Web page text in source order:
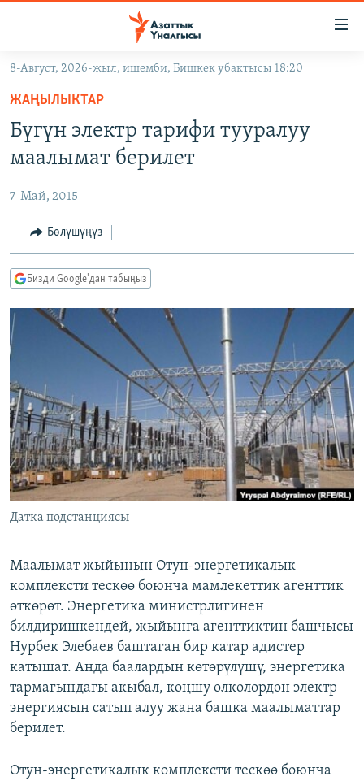
Навигацияга
өтүңүз
Издөөгө
салыңызКЫРГЫЗСТАН
ЭКОНОМИКА
МАДАНИЯТ
ДҮЙНӨ
БОРБОР АЗИЯ
АТАЙЫН ИЛИКТӨӨ
ТВ ПРОГРАММАЛАР
ЭКСПЕРТТЕР ТАЛДАЙТ
БИЗ ЖАНА ДҮЙНӨ
АЗАТТЫК+
ЫҢГАЙСЫЗ СУРООЛОР
ӨЗГӨЧӨ ПИКИР
Русский
ОНЛАЙН ШЕРИНЕ
ЭЕ/АРнун бардык сайттары
8-Август, 2026-жыл, ишемби, Бишкек убактысы 18:20
ЖАҢЫЛЫКТАР
Бүгүн электр тарифи тууралуу
маалымат берилет
7-Май, 2015
Бөлүшүңүз
Бизди Google'дан табыңыз
Датка подстанциясы
Маалымат жыйынын Отун-энергетикалык
комплексти тескөө боюнча мамлекеттик агенттик
өткөрөт. Энергетика министрлигинен
билдиришкендей, жыйынга агенттиктин башчысы
Нурбек Элебаев баштаган бир катар адистер
катышат. Анда баалардын көтөрүлүшү, энергетика
тармагындагы акыбал, коңшу өлкөлөрдөн электр
энергиясын сатып алуу жана башка маалыматтар
берилет.
Отун-энергетикалык комплексти тескөө боюнча